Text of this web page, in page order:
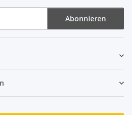
Abonnieren